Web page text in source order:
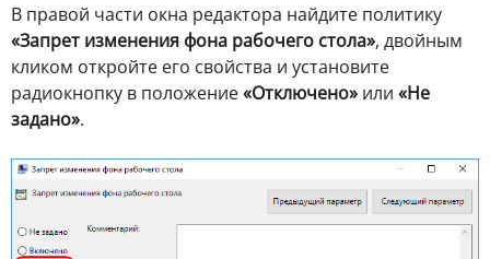
В правой части окна редактора найдите политику
«Запрет изменения фона рабочего стола», двойным
кликом откройте его свойства и установите
радиокнопку в положение«Отключено» или «Не
задано».